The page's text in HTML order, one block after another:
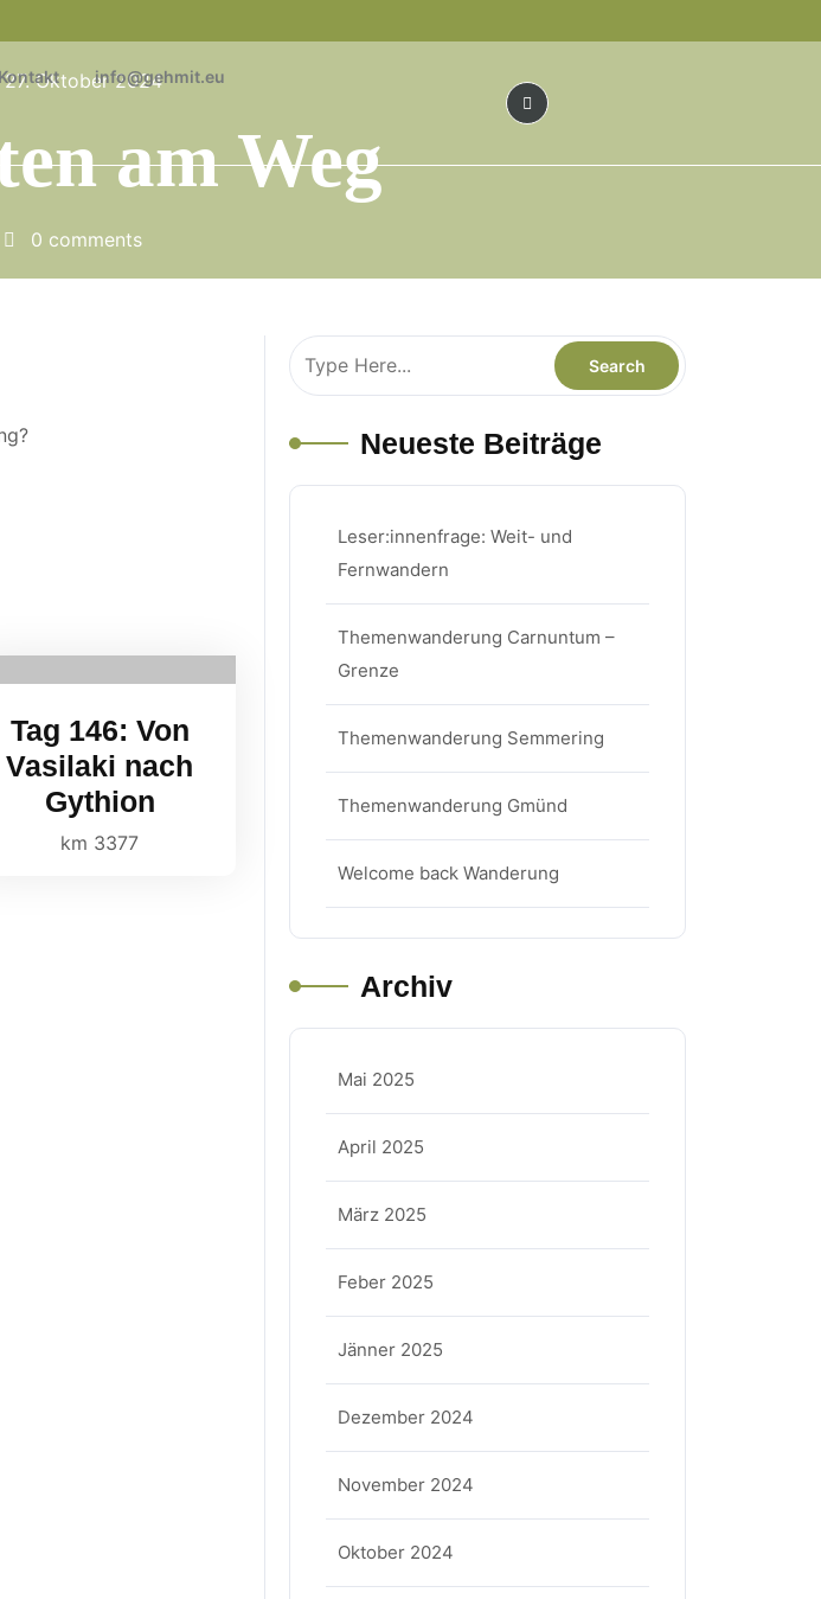
Kontakt info@gehmit.eu
Oktober 2024
am Weg
0 comments
Tag 146: Von
Vasilaki nach
Gythion
km 3377
Neueste Beiträge
Leser:innenfrage: Weit- und
Fernwandern
Themenwanderung Carnuntum –
Grenze
Themenwanderung Semmering
Themenwanderung Gmünd
Welcome back Wanderung
Archiv
Mai 2025
April 2025
März 2025
Feber 2025
Jänner 2025
Dezember 2024
November 2024
Oktober 2024